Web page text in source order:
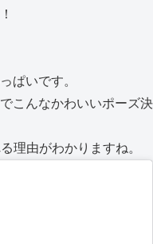
ぱいです。
こんなかわいいポーズ決
理由がわかりますね。